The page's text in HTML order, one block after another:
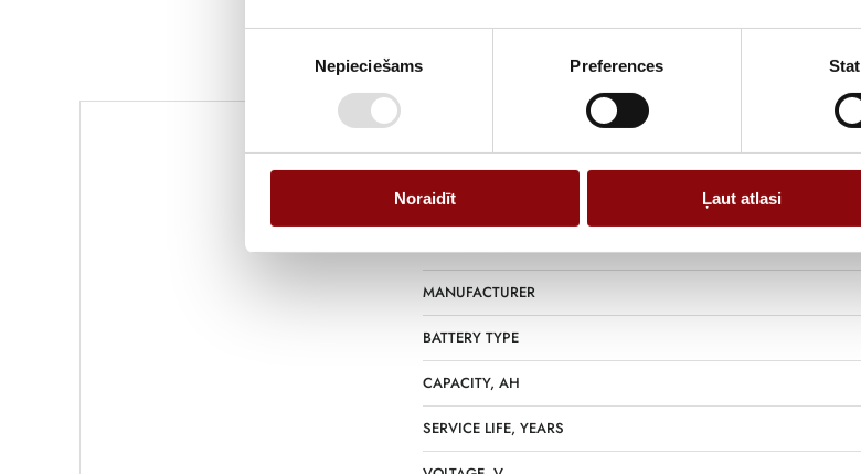
Nepieciešams Preferences
Noraidīt Ļaut atlasi
WEIGHT
DIMENSIONS
MANUFACTURER
BATTERY TYPE
CAPACITY, AH
SERVICE LIFE, YEARS